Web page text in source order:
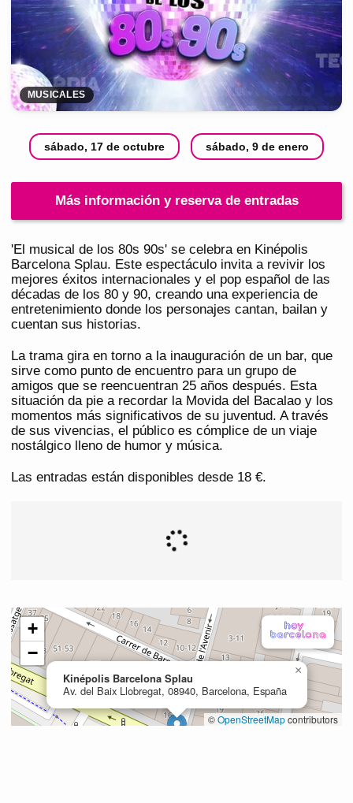
MUSICALES
sábado, 17 de octubre sábado, 9 de enero
Más información y reserva de entradas
'El musical de los 80s 90s' se celebra en Kinépolis
Barcelona Splau. Este espectáculo invita a revivir los
mejores éxitos internacionales y el pop español de las
décadas de los 80 y 90, creando una experiencia de
entretenimiento donde los personajes cantan, bailan y
cuentan sus historias.
La trama gira en torno a la inauguración de un bar, que
sirve como punto de encuentro para un grupo de
amigos que se reencuentran 25 años después. Esta
situación da pie a recordar la Movida del Bacalao y los
momentos más significativos de su juventud. A través
de sus vivencias, el público es cómplice de un viaje
nostálgico lleno de humor y música.
Las entradas están disponibles desde 18 €.